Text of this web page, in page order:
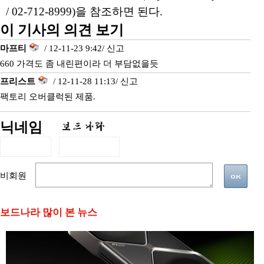
/ 02-712-8999)을 참조하면 된다.
이 기사의 의견 보기
마프티 / 12-11-23 9:42/ 신고
660 가격도 좀 내린편이라 더 부담없을듯
프리스트
/ 12-11-28 11:13/ 신고
팩토리 오버클럭된 제품.
닉네임
비회원
보드나라 많이 본 뉴스